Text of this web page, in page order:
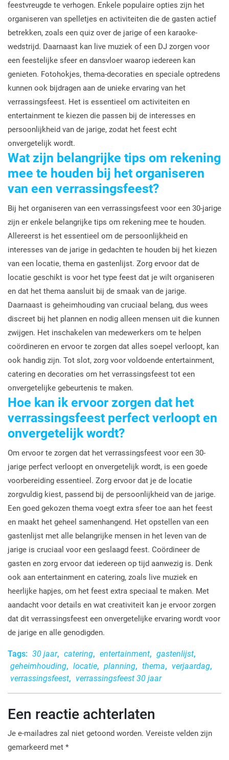
feestvreugde te verhogen. Enkele populaire opties zijn het
organiseren van spelletjes en activiteiten die de gasten actief
betrekken, zoals een quiz over de jarige of een karaoke-
wedstrijd. Daarnaast kan live muziek of een DJ zorgen voor
een feestelijke sfeer en dansvloer waarop iedereen kan
genieten. Fotohokjes, thema-decoraties en speciale optredens
kunnen ook bijdragen aan de unieke ervaring van het
verrassingsfeest. Het is essentieel om activiteiten en
entertainment te kiezen die passen bij de interesses en
persoonlijkheid van de jarige, zodat het feest echt
onvergetelijk wordt.
Wat zijn belangrijke tips om rekening
mee te houden bij het organiseren
van een verrassingsfeest?
Bij het organiseren van een verrassingsfeest voor een 30-jarige
zijn er enkele belangrijke tips om rekening mee te houden.
Allereerst is het essentieel om de persoonlijkheid en
interesses van de jarige in gedachten te houden bij het kiezen
van een locatie, thema en gastenlijst. Zorg ervoor dat de
locatie geschikt is voor het type feest dat je wilt organiseren
en dat het thema aansluit bij de smaak van de jarige.
Daarnaast is geheimhouding van cruciaal belang, dus wees
discreet bij het plannen en nodig alleen mensen uit die kunnen
zwijgen. Het inschakelen van medewerkers om te helpen
coördineren en ervoor te zorgen dat alles soepel verloopt, kan
ook handig zijn. Tot slot, zorg voor voldoende entertainment,
catering en decoraties om het verrassingsfeest tot een
onvergetelijke gebeurtenis te maken.
Hoe kan ik ervoor zorgen dat het
verrassingsfeest perfect verloopt en
onvergetelijk wordt?
Om ervoor te zorgen dat het verrassingsfeest voor een 30-
jarige perfect verloopt en onvergetelijk wordt, is een goede
voorbereiding essentieel. Zorg ervoor dat je de locatie
zorgvuldig kiest, passend bij de persoonlijkheid van de jarige.
Een goed gekozen thema voegt extra sfeer toe aan het feest
en maakt het geheel samenhangend. Het opstellen van een
gastenlijst met alle belangrijke mensen in het leven van de
jarige is cruciaal voor een geslaagd feest. Coördineer de
gasten en zorg ervoor dat iedereen op tijd aanwezig is. Denk
ook aan entertainment en catering, zoals live muziek en
heerlijke hapjes, om het feest extra speciaal te maken. Met
aandacht voor details en wat creativiteit kan je ervoor zorgen
dat dit verrassingsfeest een onvergetelijke ervaring wordt voor
de jarige en alle genodigden.
Tags: 30 jaar, catering, entertainment, gastenlijst,
geheimhouding, locatie, planning, thema, verjaardag,
verrassingsfeest, verrassingsfeest 30 jaar
Een reactie achterlaten
Je e-mailadres zal niet getoond worden. Vereiste velden zijn
gemarkeerd met *